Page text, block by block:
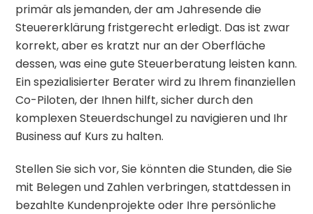
primär als jemanden, der am Jahresende die
Steuererklärung fristgerecht erledigt. Das ist zwar
korrekt, aber es kratzt nur an der Oberfläche
dessen, was eine gute Steuerberatung leisten kann.
Ein spezialisierter Berater wird zu Ihrem finanziellen
Co-Piloten, der Ihnen hilft, sicher durch den
komplexen Steuerdschungel zu navigieren und Ihr
Business auf Kurs zu halten.
Stellen Sie sich vor, Sie könnten die Stunden, die Sie
mit Belegen und Zahlen verbringen, stattdessen in
bezahlte Kundenprojekte oder Ihre persönliche